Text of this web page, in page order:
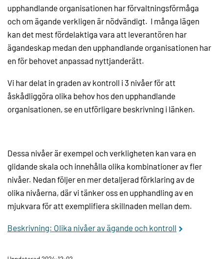
upphandlande organisationen har förvaltningsförmåga
och om ägande verkligen är nödvändigt. I många lägen
kan det mest fördelaktiga vara att leverantören har
ägandeskap medan den upphandlande organisationen har
en för behovet anpassad nyttjanderätt.
Vi har delat in graden av kontroll i 3 nivåer för att
åskådliggöra olika behov hos den upphandlande
organisationen, se en utförligare beskrivning i länken.
Dessa nivåer är exempel och verkligheten kan vara en
glidande skala och innehålla olika kombinationer av fler
nivåer. Nedan följer en mer detaljerad förklaring av de
olika nivåerna, där vi tänker oss en upphandling av en
mjukvara för att exemplifiera skillnaden mellan dem.
Beskrivning: Olika nivåer av ägande och kontroll